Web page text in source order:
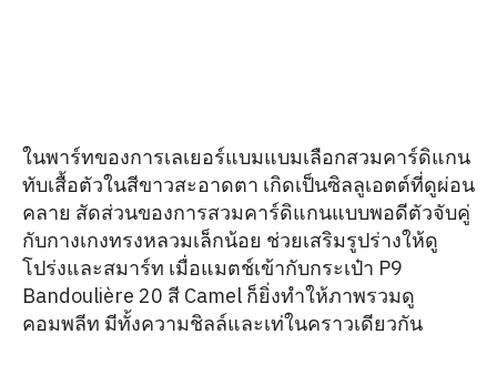
ในพาร์ทของการเลเยอร์แบมแบมเลือกสวมคาร์ดิแกน
ทับเสื้อตัวในสีขาวสะอาดตา เกิดเป็นซิลลูเอตต์ที่ดูผ่อน
คลาย สัดส่วนของการสวมคาร์ดิแกนแบบพอดีตัวจับคู่
กับกางเกงทรงหลวมเล็กน้อย ช่วยเสริมรูปร่างให้ดู
โปร่งและสมาร์ท เมื่อแมตช์เข้ากับกระเป๋า P9
Bandoulière 20 สี Camel ก็ยิ่งทำให้ภาพรวมดู
คอมพลีท มีทั้งความชิลล์และเท่ในคราวเดียวกัน